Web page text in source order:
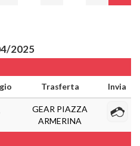
2025
Trasferta Invia
GEAR PIAZZA
ARMERINA